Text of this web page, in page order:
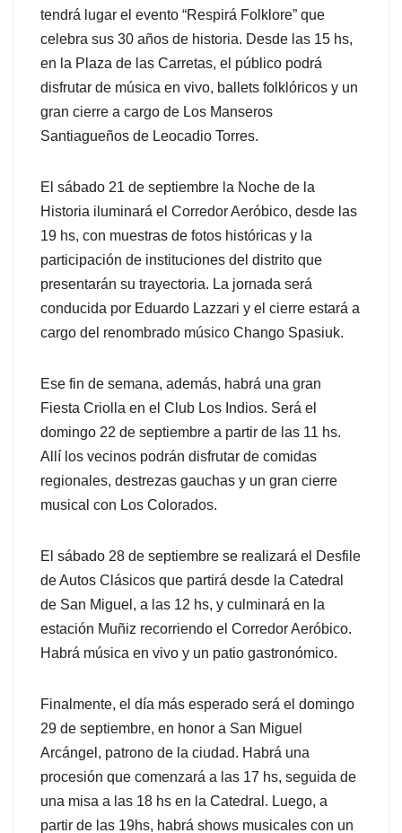
tendrá lugar el evento “Respirá Folklore” que
celebra sus 30 años de historia. Desde las 15 hs,
en la Plaza de las Carretas, el público podrá
disfrutar de música en vivo, ballets folklóricos y un
gran cierre a cargo de Los Manseros
Santiagueños de Leocadio Torres.
El sábado 21 de septiembre la Noche de la
Historia iluminará el Corredor Aeróbico, desde las
19 hs, con muestras de fotos históricas y la
participación de instituciones del distrito que
presentarán su trayectoria. La jornada será
conducida por Eduardo Lazzari y el cierre estará a
cargo del renombrado músico Chango Spasiuk.
Ese fin de semana, además, habrá una gran
Fiesta Criolla en el Club Los Indios. Será el
domingo 22 de septiembre a partir de las 11 hs.
Allí los vecinos podrán disfrutar de comidas
regionales, destrezas gauchas y un gran cierre
musical con Los Colorados.
El sábado 28 de septiembre se realizará el Desfile
de Autos Clásicos que partirá desde la Catedral
de San Miguel, a las 12 hs, y culminará en la
estación Muñiz recorriendo el Corredor Aeróbico.
Habrá música en vivo y un patio gastronómico.
Finalmente, el día más esperado será el domingo
29 de septiembre, en honor a San Miguel
Arcángel, patrono de la ciudad. Habrá una
procesión que comenzará a las 17 hs, seguida de
una misa a las 18 hs en la Catedral. Luego, a
partir de las 19hs, habrá shows musicales con un